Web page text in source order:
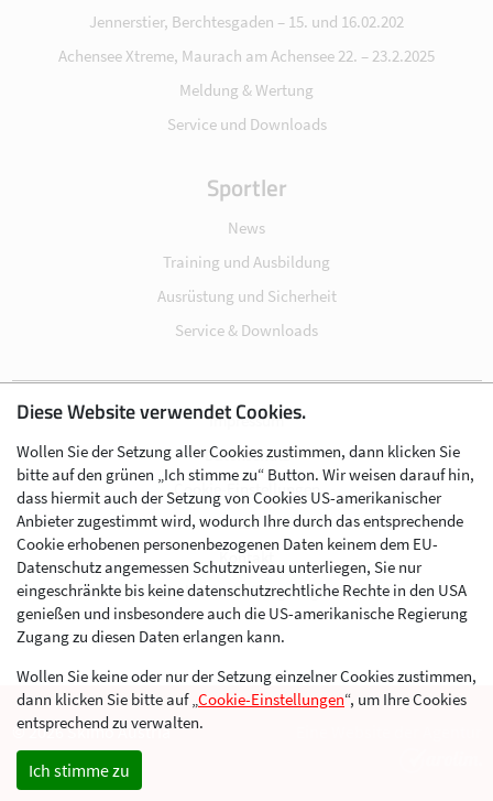
Jennerstier, Berchtesgaden – 15. und 16.02.202
Achensee Xtreme, Maurach am Achensee 22. – 23.2.2025
Meldung & Wertung
Service und Downloads
Sportler
News
Training und Ausbildung
Ausrüstung und Sicherheit
Service & Downloads
Impressum
Datenschutz
Cookie-Einstellungen
AGB
Kontakt
Werben im Skibergsteigen
© 2026 Skimo Austria
Diese Website verwendet Cookies.
Wollen Sie der Setzung aller Cookies zustimmen, dann klicken Sie
bitte auf den grünen „Ich stimme zu“ Button. Wir weisen darauf hin,
dass hiermit auch der Setzung von Cookies US-amerikanischer
Anbieter zugestimmt wird, wodurch Ihre durch das entsprechende
Cookie erhobenen personenbezogenen Daten keinem dem EU-
Datenschutz angemessen Schutzniveau unterliegen, Sie nur
eingeschränkte bis keine datenschutzrechtliche Rechte in den USA
genießen und insbesondere auch die US-amerikanische Regierung
Zugang zu diesen Daten erlangen kann.
Wollen Sie keine oder nur der Setzung einzelner Cookies zustimmen,
dann klicken Sie bitte auf „Cookie-Einstellungen“, um Ihre Cookies
entsprechend zu verwalten.
Ich stimme zu